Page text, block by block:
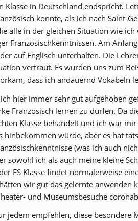
Klasse in Deutschland endspricht.
konnte, als ich nach Saint-
alle in der gleichen Situation wie
Französischkenntnissen. Am
auf Englisch unterhalten. Die
vertraut. Es wurden uns zum
dass ich andauernd Vokabeln
hier immer sehr gut aufgehoben
Französisch lernen zu dürfen. Da
Klasse behandelt und ich war
hinbekommen würde, aber es hat
(was ich auch
sowohl ich als auch meine kleine
FS Klasse findet normalerweise
wir gut das gelernte anwenden
und Museumsbesuche
jedem empfehlen, diese